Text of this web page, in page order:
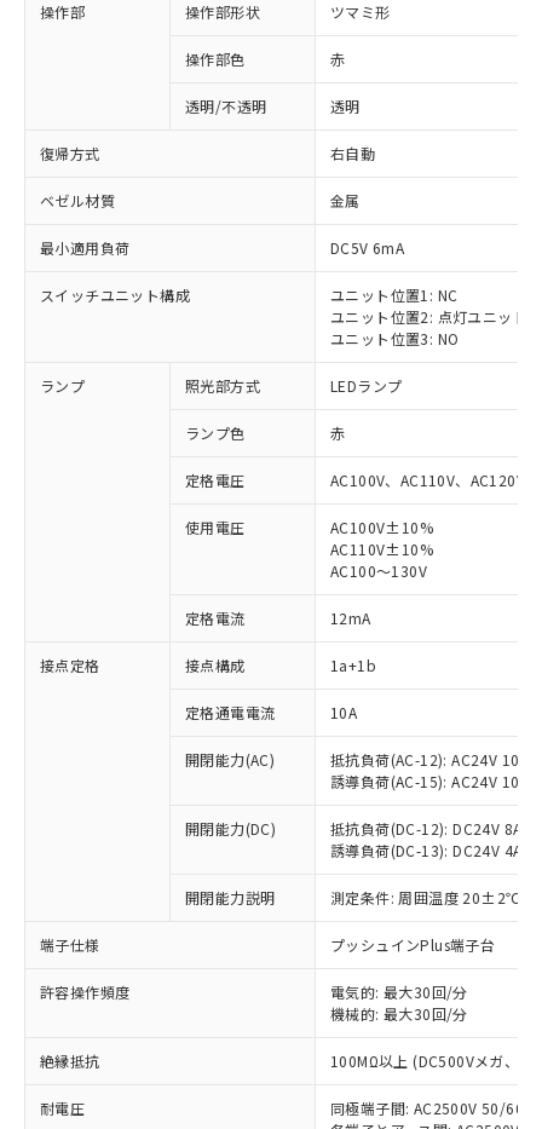
操作部 操作部形状 ツマミ形
操作部色 赤
透明/不透明 透明
復帰方式 右自動
ベゼル材質 金属
最小適用負荷 DC5V 6mA
スイッチユニット構成
ユニット位置1: NC
ユニット位置2: 点灯ユニット
ユニット位置3: NO
ランプ 照光部方式 LEDランプ
ランプ色 赤
定格電圧 AC100V、AC110V、AC120V
使用電圧
AC100V±10%
AC110V±10%
AC100～130V
定格電流 12mA
接点定格 接点構成 1a+1b
定格通電電流 10A
開閉能力(AC)
抵抗負荷(AC-12): AC24V 10A/
誘導負荷(AC-15): AC24V
開閉能力(DC)
抵抗負荷(DC-12): DC24V 8A/
誘導負荷(DC-13): DC24V 4A/
開閉能力説明 測定条件: 周囲温度 20±2℃、
端子仕様 プッシュインPlus端子台
許容操作頻度
電気的: 最大30回/分
機械的: 最大30回/分
絶縁抵抗 100MΩ以上 (DC500Vメガ、点
耐電圧
同極端子間: AC2500V 50/
ご利用条件
以下の条件をお読みいただき、同意のうえ
本サービスは、当社制御機器事業取扱
商品の当社在庫状況および標準価格
(税抜)を提供させていただくもので
当社制御機器事業取扱商品の中には、
本サービスの対象外となる商品もある
ことをご了承ください。
※1 対応状況
対応済み：EU RoHS指令（10物質）の
非含有に対応した製品が提供可能な商品で
対応予定：EU RoHS指令（10物質）の非含
有に対応した製品に切り替える予定のある
対応予定なし：EU RoHS指令（10物質）の
非含有に非対応の商品で、対応品を出す予
調査・確認中：EU RoHS指令（10物質）の
非含有の対応状況を調査中または確認中の
商品です。
非該当品：ライセンス料など無形物で、有
害物質有無と関係のない商品です。
仕入先様の事情により、非含有部品として
いたものが、含有品と判明した場合などや
「○」：最大均質材料含有率が中国RoHSの
「×」：最大均質材料含有率が中国RoHSの
基準値を超えていることを示します。
当社は、これら貴社製品のうち、外国